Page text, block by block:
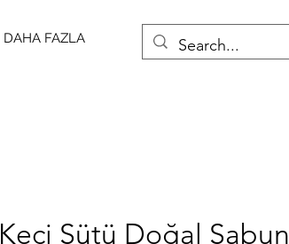
DAHA FAZLA
Keçi Sütü Doğal Sabun